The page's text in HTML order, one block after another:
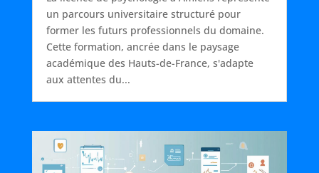
un parcours universitaire structuré pour
former les futurs professionnels du domaine.
Cette formation, ancrée dans le paysage
académique des Hauts-de-France, s'adapte
aux attentes du...